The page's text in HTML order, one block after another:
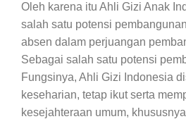
Oleh karena itu Ahli Gizi Anak
salah satu potensi
absen dalam perjuangan
Sebagai salah satu potensi
Fungsinya, Ahli Gizi Indonesia
keseharian, tetap ikut serta
kesejahteraan umum,